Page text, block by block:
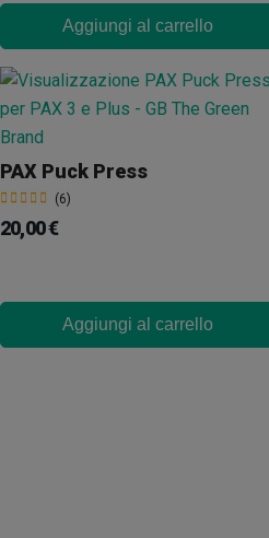
Aggiungi al carrello
PAX Puck Press
(6)
20,00 €
Aggiungi al carrello